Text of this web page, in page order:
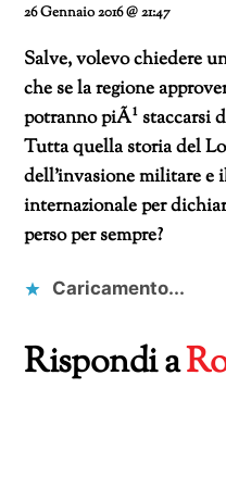
26 Gennaio 2016 @ 21:47
Salve, volevo chiedere
che se la regione
potranno piÃ¹ staccarsi
Tutta quella storia del
dell’invasione militare e
internazionale per
perso per sempre?
Caricamento...
Rispondi a